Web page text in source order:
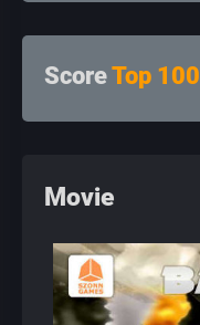
ScoreTop 100
Movie